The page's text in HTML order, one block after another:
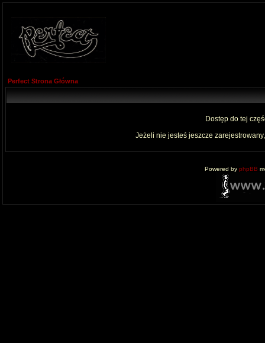
Perfect Strona Główna
Dostęp do tej
Jeżeli nie jesteś jeszcze
Powered by phpBB